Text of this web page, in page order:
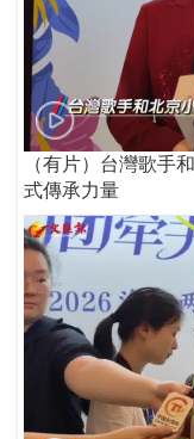
（有片）台灣歌手
式傳承力量